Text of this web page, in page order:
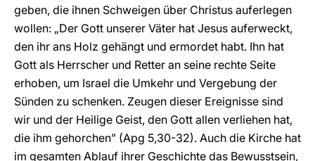
geben, die ihnen Schweigen über Christus auferlegen
wollen: „Der Gott unserer Väter hat Jesus auferweckt,
den ihr ans Holz gehängt und ermordet habt. Ihn hat
Gott als Herrscher und Retter an seine rechte Seite
erhoben, um Israel die Umkehr und Vergebung der
Sünden zu schenken. Zeugen dieser Ereignisse sind
wir und der Heilige Geist, den Gott allen verliehen hat,
die ihm gehorchen” (Apg 5,30-32). Auch die Kirche hat
im gesamten Ablauf ihrer Geschichte das Bewusstsein,